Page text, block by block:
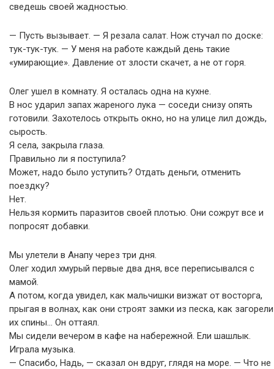
сведешь своей жадностью.
— Пусть вызывает. — Я резала салат. Нож стучал по доске:
тук-тук-тук. — У меня на работе каждый день такие
«умирающие». Давление от злости скачет, а не от горя.
Олег ушел в комнату. Я осталась одна на кухне.
В нос ударил запах жареного лука — соседи снизу опять
готовили. Захотелось открыть окно, но на улице лил дождь,
сырость.
Я села, закрыла глаза.
Правильно ли я поступила?
Может, надо было уступить? Отдать деньги, отменить
поездку?
Нет.
Нельзя кормить паразитов своей плотью. Они сожрут все и
попросят добавки.
Мы улетели в Анапу через три дня.
Олег ходил хмурый первые два дня, все переписывался с
мамой.
А потом, когда увидел, как мальчишки визжат от восторга,
прыгая в волнах, как они строят замки из песка, как загорели
их спины… Он оттаял.
Мы сидели вечером в кафе на набережной. Ели шашлык.
Играла музыка.
— Спасибо, Надь, — сказал он вдруг, глядя на море. — Что не